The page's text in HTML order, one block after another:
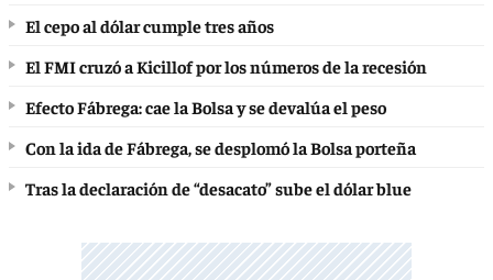
El cepo al dólar cumple tres años
El FMI cruzó a Kicillof por los números de la recesión
Efecto Fábrega: cae la Bolsa y se devalúa el peso
Con la ida de Fábrega, se desplomó la Bolsa porteña
Tras la declaración de “desacato” sube el dólar blue